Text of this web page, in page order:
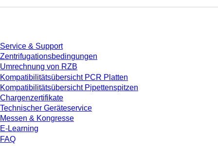
Service & Support
Zentrifugationsbedingungen
Umrechnung von RZB
Kompatibilitätsübersicht PCR Platten
Kompatibilitätsübersicht Pipettenspitzen
Chargenzertifikate
Technischer Geräteservice
Messen & Kongresse
E-Learning
FAQ